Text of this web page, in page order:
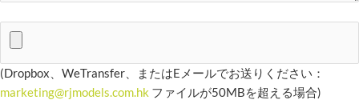
(Dropbox、WeTransfer、またはEメールでお送りください：
marketing@rjmodels.com.hk ファイルが50MBを超える場合)